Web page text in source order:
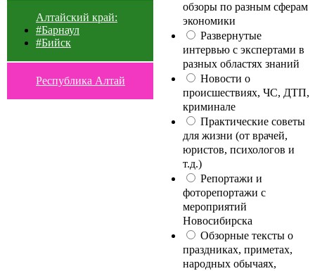
Алтайский край:
#Барнаул
#Бийск
Республика Алтай
обзоры по разным сферам
экономики
Развернутые
интервью с экспертами в
разных областях знаний
Новости о
происшествиях, ЧС, ДТП,
криминале
Практические советы
для жизни (от врачей,
юристов, психологов и
т.д.)
Репортажи и
фоторепортажи с
мероприятий
Новосибирска
Обзорные тексты о
праздниках, приметах,
народных обычаях,